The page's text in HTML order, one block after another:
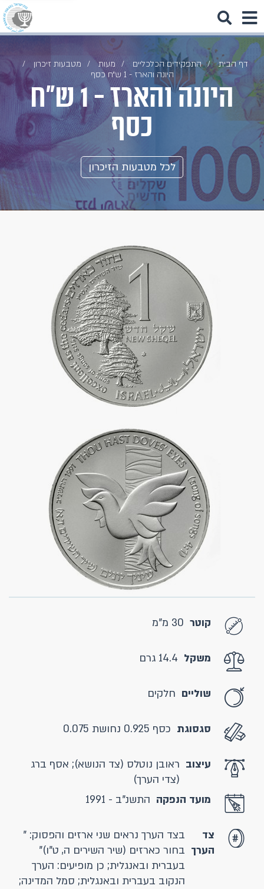
דף הבית התפקידים הכלכליים מעות
מטבעות זיכרון
היונה והארז - 1 ש״ח כסף
היונה והארז - 1 ש״ח
כסף
לכל מטבעות הזיכרון
קוטר 30 מ"מ
משקל 14.4 גרם
שוליים חלקים
סגסוגת כסף 0.925 נחושת 0.075
עיצוב ראובן נוטלס (צד הנושא); אסף ברג
(צדי הערך)
מועד הנפקה התשנ"ב - 1991
צד
הערך
בצד הערך נראים שני ארזים והפסוק: "
בחור כארזים (שיר השירים ה, ט"ו)"
בעברית ובאנגלית; כן מופיעים: הערך
הנקוב בעברית ובאנגלית; סמל המדינה;